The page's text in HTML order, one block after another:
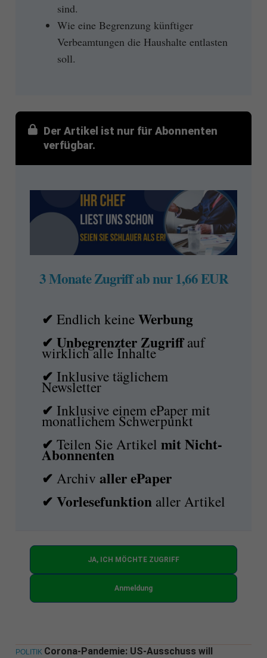
sind.
Wie eine Begrenzung künftiger
Verbeamtungen die Haushalte entlasten
soll.
Der Artikel ist nur für Abonnenten
verfügbar.
3 Monate Zugriff ab nur 1,66 EUR
✔Endlich keineWerbung
✔ Unbegrenzter Zugriffauf
wirklich alle Inhalte
✔Inklusive täglichem
Newsletter
✔Inklusive einem ePaper mit
monatlichem Schwerpunkt
✔Teilen Sie ArtikelmitNicht-
Abonnenten
✔Archivaller ePaper
✔Vorlesefunktion aller Artikel
JA, ICH MÖCHTE ZUGRIFF
Anmeldung
POLITIK Corona-Pandemie: US-Ausschuss will